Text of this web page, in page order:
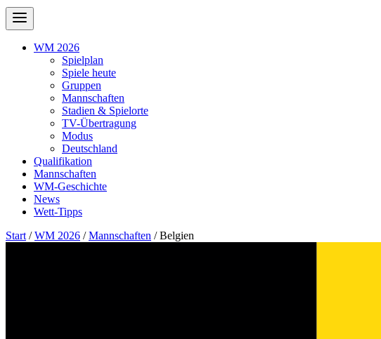
WM 2026
Spielplan
Spiele heute
Gruppen
Mannschaften
Stadien & Spielorte
TV-Übertragung
Modus
Deutschland
Qualifikation
Mannschaften
WM-Geschichte
News
Wett-Tipps
Start /WM 2026 /Mannschaften /Belgien